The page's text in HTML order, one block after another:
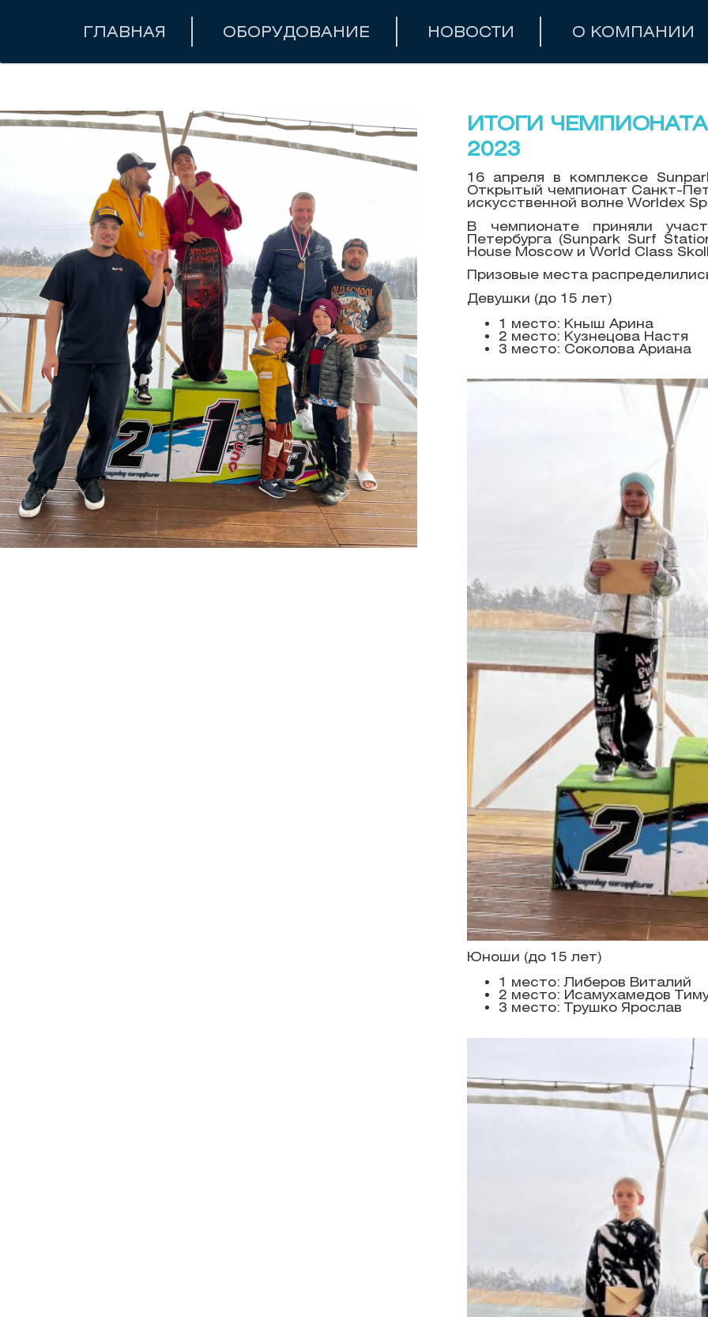
ГЛАВНАЯ ОБОРУДОВАНИЕ НОВОСТИ О КОМПАНИИ
ИТОГИ ЧЕМПИОНАТА
2023
16 апреля в комплексе
Открытый чемпионат Санкт-
искусственной волне Worldex
В чемпионате приняли
Петербурга (Sunpark Surf
House Moscow и World Class
Призовые места
Девушки (до 15 лет)
1 место: Кныш Арина
2 место: Кузнецова Настя
3 место: Соколова Ариана
Юноши (до 15 лет)
1 место: Либеров Виталий
2 место: Исамухамедов
3 место: Трушко Ярослав